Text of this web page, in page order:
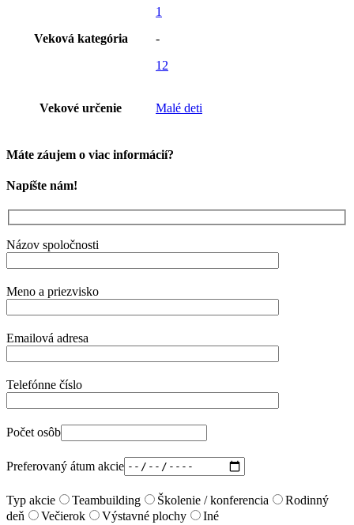
Veková kategória
1
-
12
Vekové určenie Malé deti
Máte záujem o viac informácií?
Napíšte nám!
Názov spoločnosti
Meno a priezvisko
Emailová adresa
Telefónne číslo
Počet osôb
Preferovaný átum akcie
Typ akcie Teambuilding Školenie / konferencia
Rodinný
deň
Večierok Výstavné plochy Iné